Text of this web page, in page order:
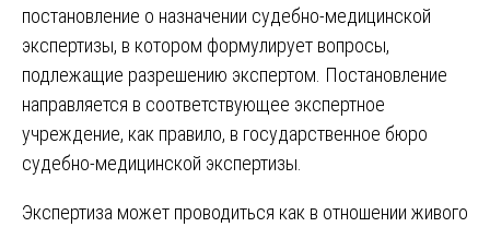
постановление о назначении судебно-медицинской
экспертизы, в котором формулирует вопросы,
подлежащие разрешению экспертом. Постановление
направляется в соответствующее экспертное
учреждение, как правило, в государственное бюро
судебно-медицинской экспертизы.
Экспертиза может проводиться как в отношении живого